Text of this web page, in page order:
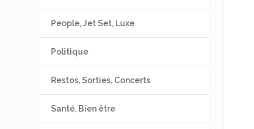
People, Jet Set, Luxe
Politique
Restos, Sorties, Concerts
Santé, Bien être